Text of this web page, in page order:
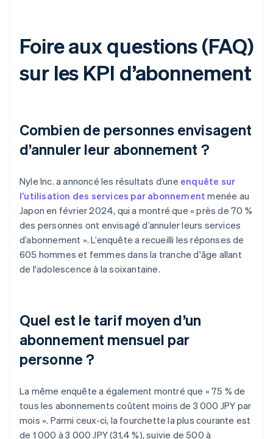
Foire aux questions (FAQ)
sur les KPI d’abonnement
Combien de personnes envisagent
d’annuler leur abonnement ?
Nyle Inc. a annoncé les résultats d’une enquête sur
l’utilisation des services par abonnement menée au
Japon en février 2024, qui a montré que « près de 70 %
des personnes ont envisagé d’annuler leurs services
d’abonnement ». L’enquête a recueilli les réponses de
605 hommes et femmes dans la tranche d'âge allant
de l'adolescence à la soixantaine.
Quel est le tarif moyen d’un
abonnement mensuel par
personne ?
La même enquête a également montré que « 75 % de
tous les abonnements coûtent moins de 3 000 JPY par
mois ». Parmi ceux-ci, la fourchette la plus courante est
de 1 000 à 3 000 JPY (31,4 %), suivie de 500 à